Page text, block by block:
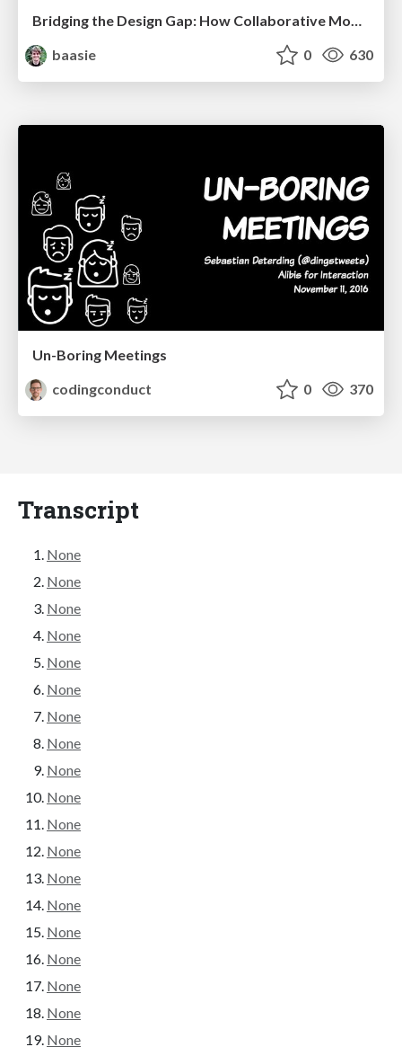
baasie
0 630
Un-Boring Meetings
codingconduct
0 370
Transcript
None
None
None
None
None
None
None
None
None
None
None
None
None
None
None
None
None
None
None